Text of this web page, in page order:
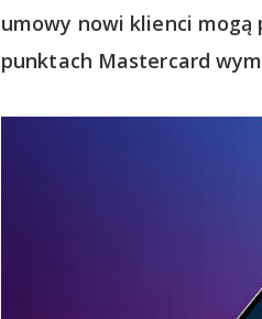
umowy nowi klienci mogą
punktach Mastercard